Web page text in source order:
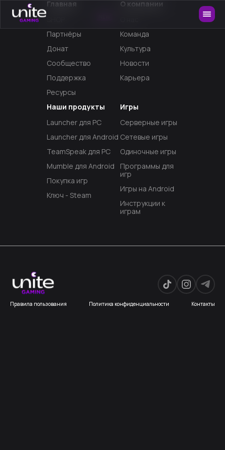
Главная
Партнёры
Донат
Сообщество
Поддержка
Ресурсы
Наши продукты
Launcher для PC
Launcher для Android
TeamSpeak для PC
Mumble для Android
Покупка игр
Ключ - Steam
Игры
Серверные игры
Сетевые игры
Одиночные игры
Программы для
игр
Игры на Android
Инструкции к
играм
О компании
Команда
Культура
Новости
Карьера
Правила пользования Политика конфиденциальности Контакты